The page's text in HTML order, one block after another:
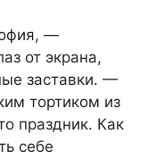
—
от экрана,
заставки. —
тортиком из
праздник. Как
себе